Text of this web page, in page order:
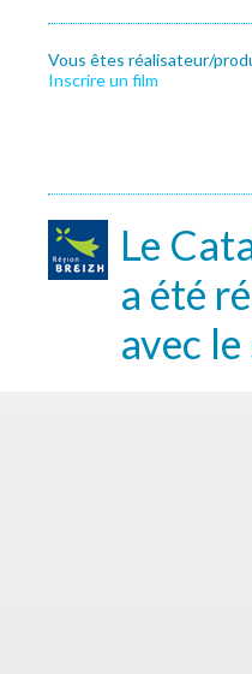
Vous êtes réalisateur/
Inscrire un film
Le
a été
avec